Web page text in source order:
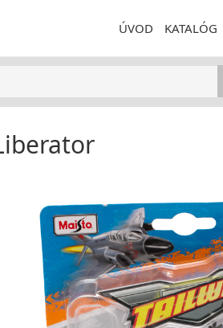
ÚVOD KATALÓG